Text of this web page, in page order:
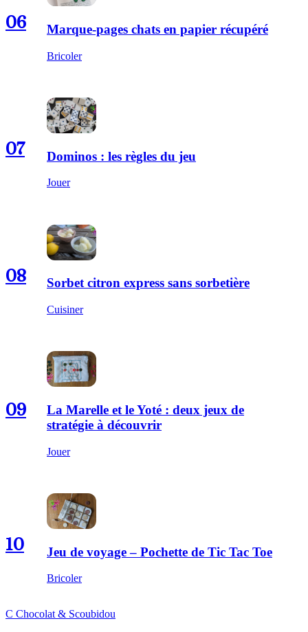
06 Marque-pages chats en papier récupéré
Bricoler
07 Dominos : les règles du jeu
Jouer
08 Sorbet citron express sans sorbetière
Cuisiner
09
La Marelle et le Yoté : deux jeux de
stratégie à découvrir
Jouer
10 Jeu de voyage – Pochette de Tic Tac Toe
Bricoler
C Chocolat & Scoubidou